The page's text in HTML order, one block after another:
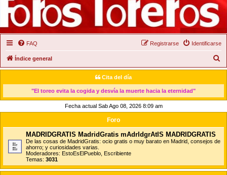
FAQ Identificarse
Registrarse
Índice general
u
Cita del día
"El toreo evita la cogida y desvía la muerte hacia la eternidad"
Fecha actual Sab Ago 08, 2026 8:09 am
Foro
MADRIDGRATIS MadridGratis mAdrIdgrAtIS MADRIDGRATIS
De las cosas de MadridGratis: ocio gratis o muy barato en Madrid, consejos de
ahorro; y curiosidades varias.
Moderadores: EstoEsElPueblo Escribiente
Temas: 3031